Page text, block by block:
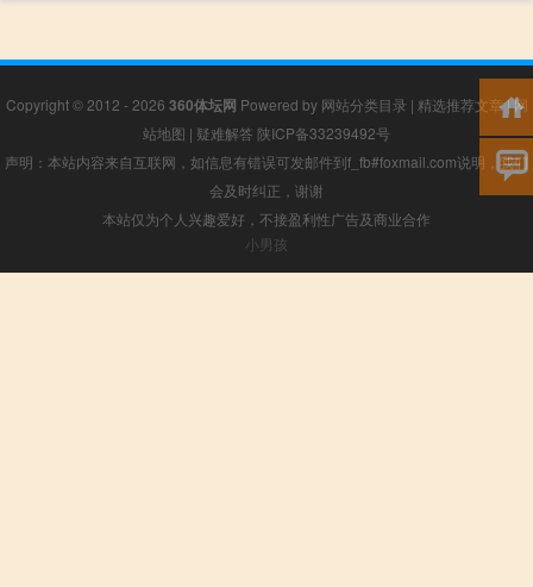
Copyright © 2012 - 2026 360体坛网 Powered by 网站分类目录 | 精选推荐文章|网
站地图 | 疑难解答 陕ICP备33239492号
声明：本站内容来自互联网，如信息有错误可发邮件到f_fb#foxmail.com说明，我们
会及时纠正，谢谢
本站仅为个人兴趣爱好，不接盈利性广告及商业合作
小男孩